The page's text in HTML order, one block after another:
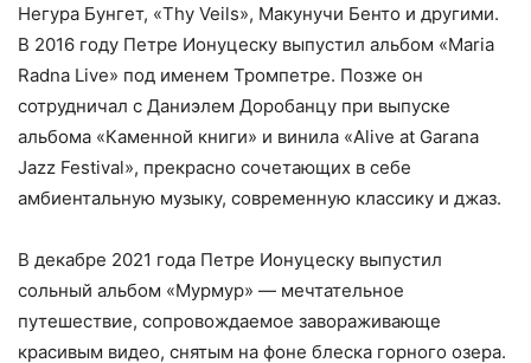
Негура Бунгет, «Thy Veils», Макунучи Бенто и другими.
В 2016 году Петре Ионуцеску выпустил альбом «Maria
Radna Live» под именем Тромпетре. Позже он
сотрудничал с Даниэлем Доробанцу при выпуске
альбома «Каменной книги» и винила «Alive at Garana
Jazz Festival», прекрасно сочетающих в себе
амбиентальную музыку, современную классику и джаз.
В декабре 2021 года Петре Ионуцеску выпустил
сольный альбом «Мурмур» — мечтательное
путешествие, сопровождаемое завораживающе
красивым видео, снятым на фоне блеска горного озера.